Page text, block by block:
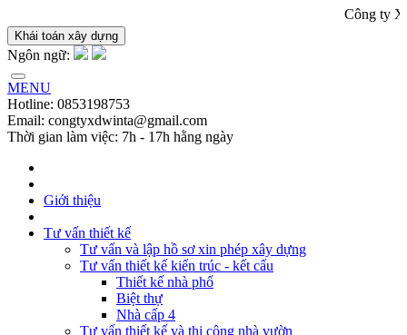
Công ty Xây Dựng
Khái toán xây dựng
Ngôn ngữ:
MENU
Hotline: 0853198753
Email: congtyxdwinta@gmail.com
Thời gian làm việc: 7h - 17h hằng ngày
Giới thiệu
Tư vấn thiết kế
Tư vấn và lập hồ sơ xin phép xây dựng
Tư vấn thiết kế kiến trúc - kết cấu
Thiết kế nhà phố
Biệt thự
Nhà cấp 4
Tư vấn thiết kế và thi công nhà vườn